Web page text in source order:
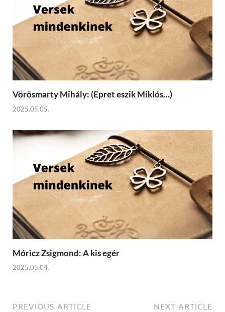
Vörösmarty Mihály: (Epret eszik Miklós…)
2025.05.05.
Móricz Zsigmond: A kis egér
2025.05.04.
PREVIOUS ARTICLE NEXT ARTICLE